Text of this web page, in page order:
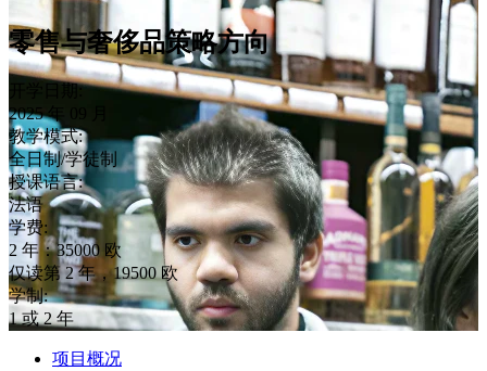
零售与奢侈品策略方向
开学日期:
2025 年 09 月
教学模式:
全日制/学徒制
授课语言:
法语
学费:
2 年：35000 欧
仅读第 2 年，19500 欧
学制:
1 或 2 年
项目概况